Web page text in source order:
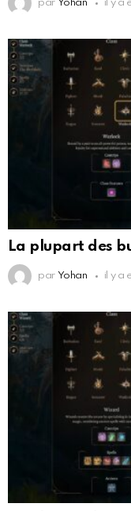
par Yohan il y a
La plupart des
par Yohan il y a